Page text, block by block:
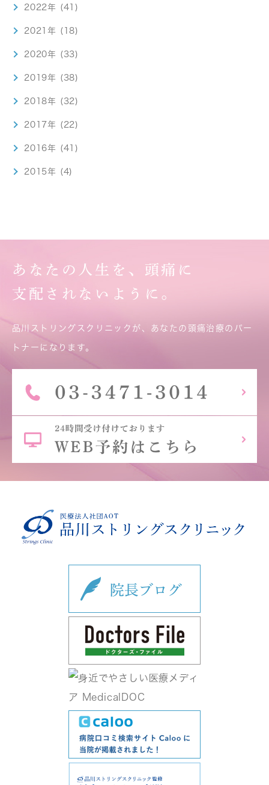
2022年 (41)
2021年 (18)
2020年 (33)
2019年 (38)
2018年 (32)
2017年 (22)
2016年 (41)
2015年 (4)
あなたの人生を、頭痛に
支配されないように。
品川ストリングスクリニックが、あなたの頭痛治療のパー
トナーになります。